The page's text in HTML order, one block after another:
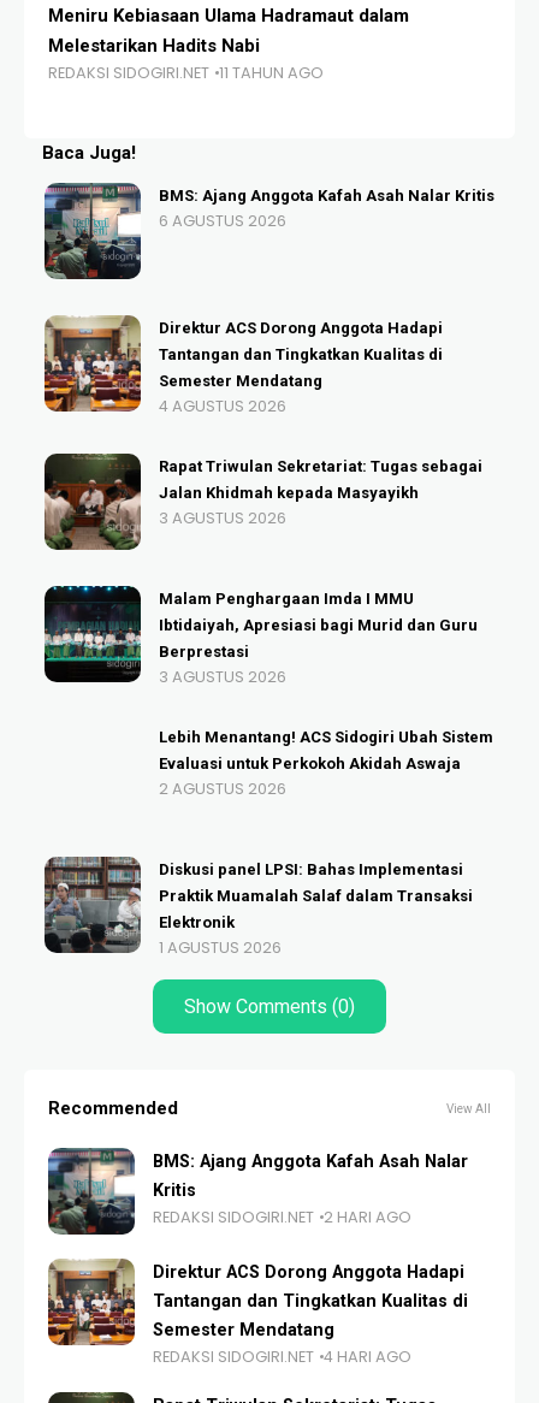
Meniru Kebiasaan Ulama Hadramaut dalam
Melestarikan Hadits Nabi
REDAKSI SIDOGIRI.NET 11 TAHUN AGO
Baca Juga!
BMS: Ajang Anggota Kafah Asah Nalar Kritis
6 AGUSTUS 2026
Direktur ACS Dorong Anggota Hadapi
Tantangan dan Tingkatkan Kualitas di
Semester Mendatang
4 AGUSTUS 2026
Rapat Triwulan Sekretariat: Tugas sebagai
Jalan Khidmah kepada Masyayikh
3 AGUSTUS 2026
Malam Penghargaan Imda I MMU
Ibtidaiyah, Apresiasi bagi Murid dan Guru
Berprestasi
3 AGUSTUS 2026
Lebih Menantang! ACS Sidogiri Ubah Sistem
Evaluasi untuk Perkokoh Akidah Aswaja
2 AGUSTUS 2026
Diskusi panel LPSI: Bahas Implementasi
Praktik Muamalah Salaf dalam Transaksi
Elektronik
1 AGUSTUS 2026
Show Comments (0)
Recommended View All
BMS: Ajang Anggota Kafah Asah Nalar
Kritis
REDAKSI SIDOGIRI.NET 2 HARI AGO
Direktur ACS Dorong Anggota Hadapi
Tantangan dan Tingkatkan Kualitas di
Semester Mendatang
REDAKSI SIDOGIRI.NET 4 HARI AGO